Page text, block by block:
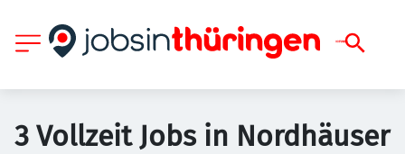
3 Vollzeit Jobs in Nordhäuser